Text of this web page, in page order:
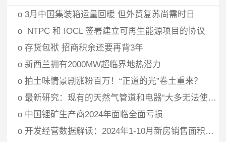
o 3月中国集装箱运量回暖 但外贸复苏尚需时日
o NTPC 和 IOCL 签署建立可再生能源项目的协议
o 存货包袱 招商积余还要再背3年
o 新西兰拥有2000MW超临界地热潜力
o 拍土味情景剧涨粉百万！“正道的光”卷土重来？
o 最新研究：现有的天然气管道和电器“大多无法使用”氢气
o 中国锂矿生产商2024年面临全面亏损
o 开发经营数据解读：2024年1-10月新房销售面积同比下降15.8%，降幅继续收窄